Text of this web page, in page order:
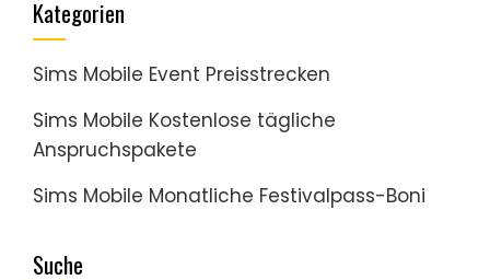
Kategorien
Sims Mobile Event Preisstrecken
Sims Mobile Kostenlose tägliche
Anspruchspakete
Sims Mobile Monatliche Festivalpass-Boni
Suche